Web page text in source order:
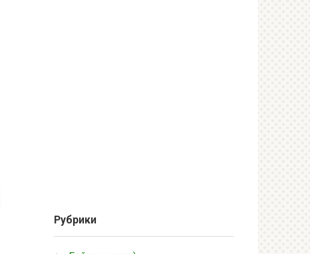
Рубрики